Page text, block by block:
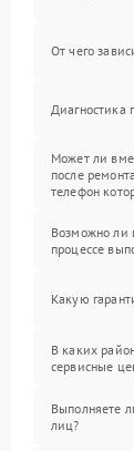
От чего
Диагностика
Может ли
после
телефон
Возможно ли
процессе
Какую
В каких
сервисные
Выполняете
лиц?